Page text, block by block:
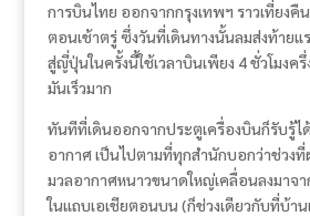
การบินไทย ออกจากกรุงเทพฯ ราวเที่ยงคื
ตอนเช้าตรู่ ซึ่งวันที่เดินทางนั้นลมส่งท้ายแ
สู่ญี่ปุ่นในครั้งนี้ใช้เวลาบินเพียง 4 ชั่วโมงครึ่
มันเร็วมาก
ทันทีที่เดินออกจากประตูเครื่องบินก็รับรู้ไ
อากาศ เป็นไปตามที่ทุกสำนักบอกว่าช่วงที่
มวลอากาศหนาวขนาดใหญ่เคลื่อนลงมาจ
ในแถบเอเชียตอนบน (ก็ช่วงเดียวกับที่บ้า